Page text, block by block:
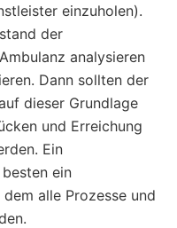
einzuholen).
der
analysieren
Dann sollten der
dieser Grundlage
und Erreichung
Ein
ein
alle Prozesse und